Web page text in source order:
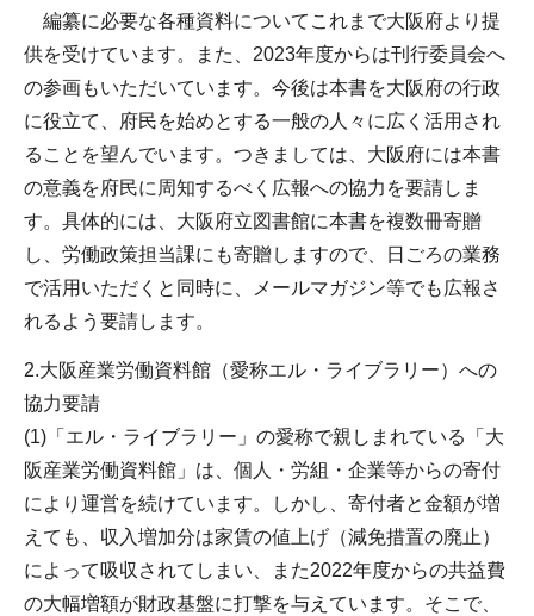
編纂に必要な各種資料についてこれまで大阪府より提
供を受けています。また、2023年度からは刊行委員会へ
の参画もいただいています。今後は本書を大阪府の行政
に役立て、府民を始めとする一般の人々に広く活用され
ることを望んでいます。つきましては、大阪府には本書
の意義を府民に周知するべく広報への協力を要請しま
す。具体的には、大阪府立図書館に本書を複数冊寄贈
し、労働政策担当課にも寄贈しますので、日ごろの業務
で活用いただくと同時に、メールマガジン等でも広報さ
れるよう要請します。
2.大阪産業労働資料館（愛称エル・ライブラリー）への
協力要請
(1)「エル・ライブラリー」の愛称で親しまれている「大
阪産業労働資料館」は、個人・労組・企業等からの寄付
により運営を続けています。しかし、寄付者と金額が増
えても、収入増加分は家賃の値上げ（減免措置の廃止）
によって吸収されてしまい、また2022年度からの共益費
の大幅増額が財政基盤に打撃を与えています。そこで、